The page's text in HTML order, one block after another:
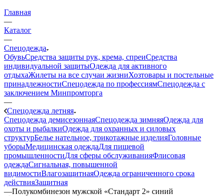
Главная
—
Каталог
—
Спецодежда
ОбувьСредства защиты рук, крема, спреиСредства
индивидуальной защитыОдежда для активного
отдыхаЖилеты на все случаи жизниХозтовары и постельные
принадлежностиСпецодежда по профессиямСпецодежда с
заключением Минпромторга
—
Спецодежда летняя
Спецодежда демисезоннаяСпецодежда зимняяОдежда для
охоты и рыбалкиОдежда для охранных и силовых
структурБелье нательное, трикотажные изделияГоловные
уборыМедицинская одеждаДля пищевой
промышленностиДля сферы обслуживанияФлисовая
одеждаСигнальная, повышенной
видимостиВлагозащитнаяОдежда ограниченного срока
действияЗащитная
—Полукомбинезон мужской «Стандарт 2» синий